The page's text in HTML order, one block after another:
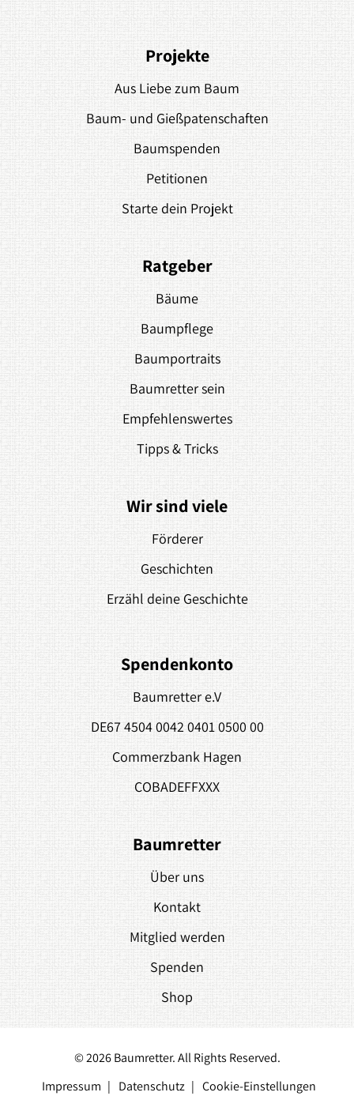
Projekte
Aus Liebe zum Baum
Baum- und Gießpatenschaften
Baumspenden
Petitionen
Starte dein Projekt
Ratgeber
Bäume
Baumpflege
Baumportraits
Baumretter sein
Empfehlenswertes
Tipps & Tricks
Wir sind viele
Förderer
Geschichten
Erzähl deine Geschichte
Spendenkonto
Baumretter e.V
DE67 4504 0042 0401 0500 00
Commerzbank Hagen
COBADEFFXXX
Baumretter
Über uns
Kontakt
Mitglied werden
Spenden
Shop
Impressum Datenschutz Cookie-Einstellungen
© 2026 Baumretter. All Rights Reserved.